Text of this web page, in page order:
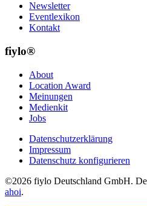
Newsletter
Eventlexikon
Kontakt
fiylo®
About
Location Award
Meinungen
Medienkit
Jobs
Datenschutzerklärung
Impressum
Datenschutz konfigurieren
©2026 fiylo Deutschland GmbH.
ahoi.